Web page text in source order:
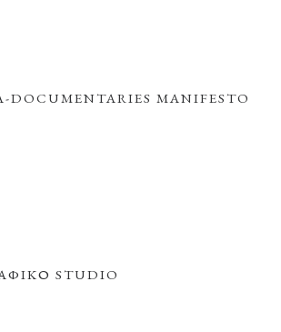
DOCUMENTARIES MANIFESTO
STUDIO